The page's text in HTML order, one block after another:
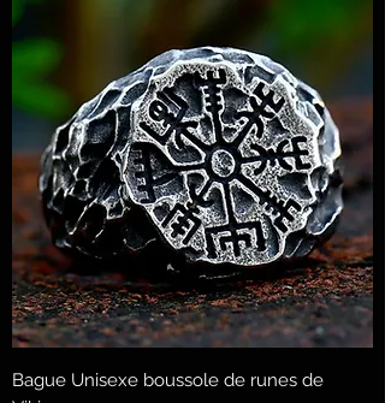
Bague Unisexe boussole de runes de